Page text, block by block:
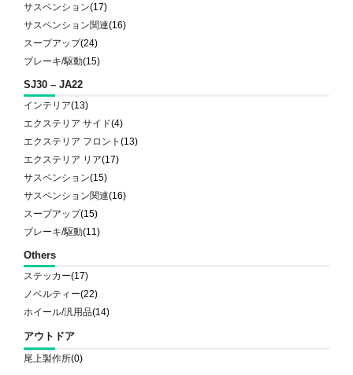
サスペンション(17)
サスペンション関連(16)
スープアップ(24)
ブレーキ/駆動(15)
SJ30 – JA22
インテリア(13)
エクステリア サイド(4)
エクステリア フロント(13)
エクステリア リア(17)
サスペンション(15)
サスペンション関連(16)
スープアップ(15)
ブレーキ/駆動(11)
Others
ステッカー(17)
ノベルティー(22)
ホイール/汎用品(14)
アウトドア
尾上製作所(0)